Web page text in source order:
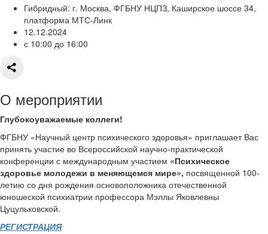
Гибридный: г. Москва, ФГБНУ НЦПЗ, Каширское шоссе 34,
платформа МТС-Линк
12.12.2024
с 10:00 до 16:00
О мероприятии
Глубокоуважаемые коллеги!
ФГБНУ «Научный центр психического здоровья» приглашает Вас
принять участие во Всероссийской научно-практической
конференции с международным участием «Психическое
здоровье молодежи в меняющемся мире», посвященной 100-
летию со дня рождения основоположника отечественной
юношеской психиатрии профессора Мэллы Яковлевны
Цуцульковской.
РЕГИСТРАЦИЯ